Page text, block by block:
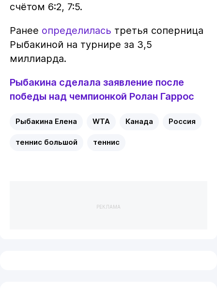
счётом 6:2, 7:5.
Ранее определилась третья соперница
Рыбакиной на турнире за 3,5
миллиарда.
Рыбакина сделала заявление после
победы над чемпионкой Ролан Гаррос
Рыбакина Елена WTA Канада Россия
теннис большой теннис
РЕКЛАМА